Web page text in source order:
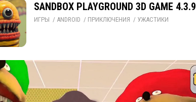
SANDBOX PLAYGROUND 3D GAME 4.3.9
ИГРЫ / ANDROID / ПРИКЛЮЧЕНИЯ / УЖАСТИКИ